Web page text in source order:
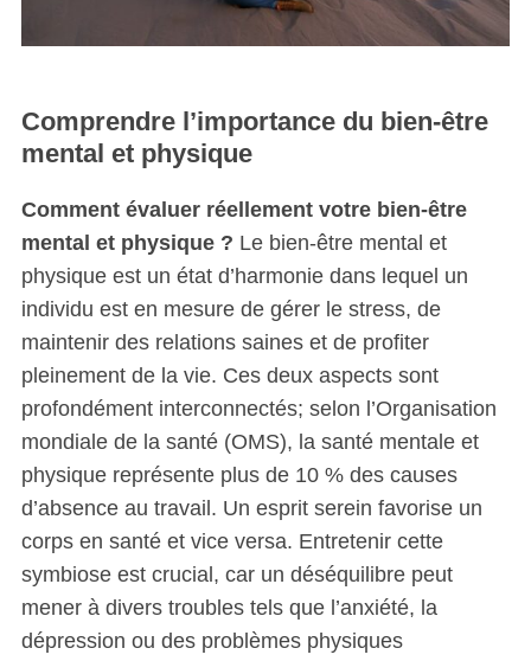
Comprendre l’importance du bien-être
mental et physique
Comment évaluer réellement votre bien-être
mental et physique ? Le bien-être mental et
physique est un état d’harmonie dans lequel un
individu est en mesure de gérer le stress, de
maintenir des relations saines et de profiter
pleinement de la vie. Ces deux aspects sont
profondément interconnectés; selon l’Organisation
mondiale de la santé (OMS), la santé mentale et
physique représente plus de 10 % des causes
d’absence au travail. Un esprit serein favorise un
corps en santé et vice versa. Entretenir cette
symbiose est crucial, car un déséquilibre peut
mener à divers troubles tels que l’anxiété, la
dépression ou des problèmes physiques